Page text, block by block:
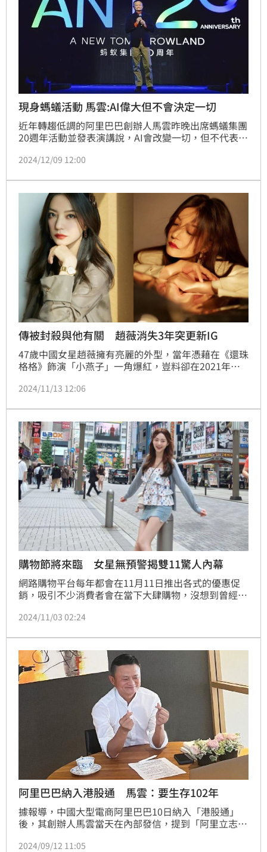
現身螞蟻活動 馬雲:AI偉大但不會決定一切
近年轉趨低調的阿里巴巴創辦人馬雲昨晚出席螞蟻集團
20週年活動並發表演講說，AI會改變一切，但不代表AI
老百姓的生活帶去進步和改變」。
2024/12/09 12:00
傳被封殺與他有關 趙薇消失3年突更新IG
47歲中國女星趙薇擁有亮麗的外型，當年憑藉在《還珠
格格》飾演「小燕子」一角爆紅，豈料卻在2021年傳
攝的作品都被換角，然而神隱3年的她突然更新社群，
2024/11/13 12:06
購物節將來臨 女星無預警揭雙11驚人內幕
網路購物平台每年都會在11月11日推出各式的優惠促
銷，吸引不少消費者會在當下大肆購物，沒想到曾經在
社群平台中戳破雙十一的關鍵內幕，瞬間引起網友們的
2024/11/03 02:24
阿里巴巴納入港股通 馬雲：要生存102年
據報導，中國大型電商阿里巴巴10日納入「港股通」
後，其創辦人馬雲當天在內部發信，提到「阿里立志要
2024/09/12 11:05